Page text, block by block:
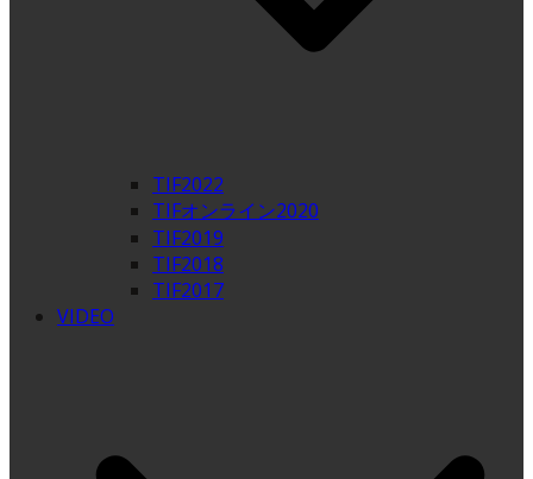
TIF2022
TIFオンライン2020
TIF2019
TIF2018
TIF2017
VIDEO